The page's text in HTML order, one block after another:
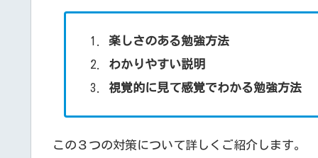
楽しさのある勉強方法
わかりやすい説明
視覚的に見て感覚でわかる勉強方法
この３つの対策について詳しくご紹介します。